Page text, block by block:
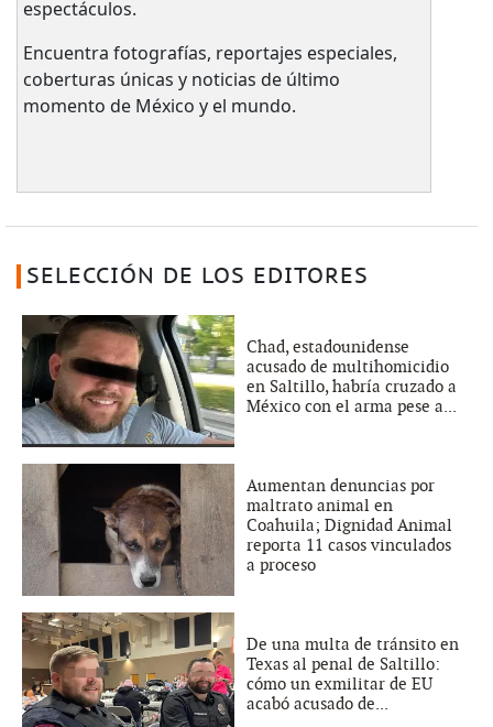
espectáculos.
Encuentra fotografías, reportajes especiales,
coberturas únicas y noticias de último
momento de México y el mundo.
SELECCIÓN DE LOS EDITORES
Chad, estadounidense
acusado de multihomicidio
en Saltillo, habría cruzado a
México con el arma pese a...
Aumentan denuncias por
maltrato animal en
Coahuila; Dignidad Animal
reporta 11 casos vinculados
a proceso
De una multa de tránsito en
Texas al penal de Saltillo:
cómo un exmilitar de EU
acabó acusado de...